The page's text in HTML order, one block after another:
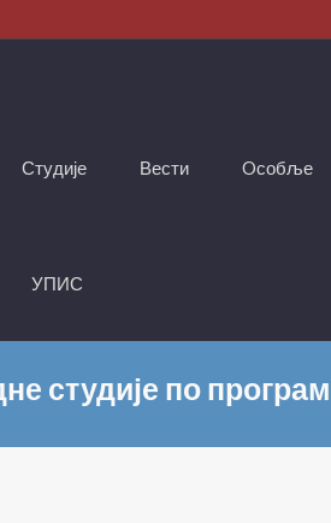
Студије Вести Oсобље
УПИС
студије по